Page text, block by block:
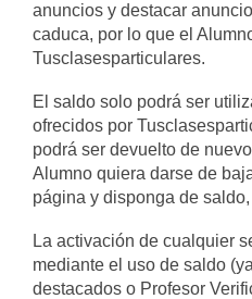
anuncios y destacar
caduca, por lo que el
Tusclasesparticulares.
El saldo solo podrá ser
ofrecidos por
podrá ser devuelto de
Alumno quiera darse de
página y disponga de
La activación de cualquier
mediante el uso de saldo
destacados o Profesor